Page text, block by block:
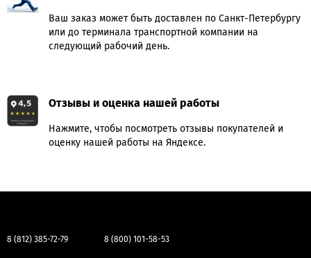
Ваш заказ может быть доставлен по Санкт-Петербургу
или до терминала транспортной компании на
следующий рабочий день.
Отзывы и оценка нашей работы
Нажмите, чтобы посмотреть отзывы покупателей и
оценку нашей работы на Яндексе.
8 (812) 385-72-79 8 (800) 101-58-53